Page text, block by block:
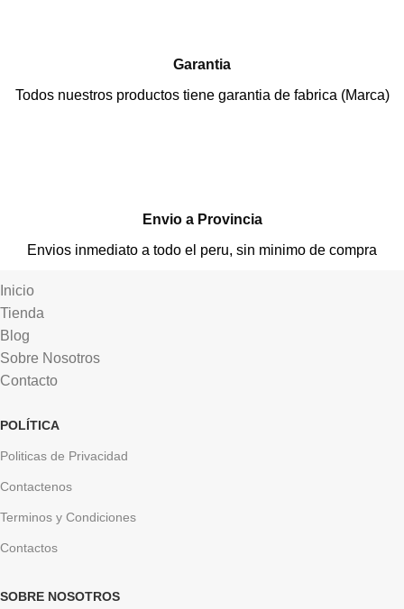
Garantia
Todos nuestros productos tiene garantia de fabrica (Marca)
Envio a Provincia
Envios inmediato a todo el peru, sin minimo de compra
Inicio
Tienda
Blog
Sobre Nosotros
Contacto
POLÍTICA
Politicas de Privacidad
Contactenos
Terminos y Condiciones
Contactos
SOBRE NOSOTROS